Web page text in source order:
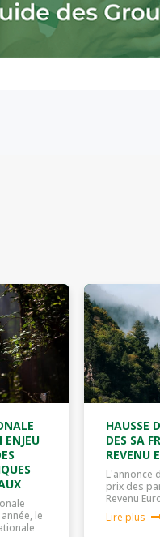
ENJEU
le
HAUSSE
DES SA
REVENU
L'annonce
prix des
Revenu
Lire plus